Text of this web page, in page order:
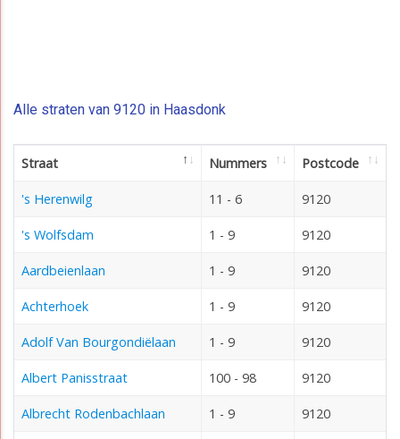
Alle straten van 9120 in Haasdonk
Straat Nummers Postcode
's Herenwilg 11 - 6 9120
's Wolfsdam 1 - 9 9120
Aardbeienlaan 1 - 9 9120
Achterhoek 1 - 9 9120
Adolf Van Bourgondiëlaan 1 - 9 9120
Albert Panisstraat 100 - 98 9120
Albrecht Rodenbachlaan 1 - 9 9120